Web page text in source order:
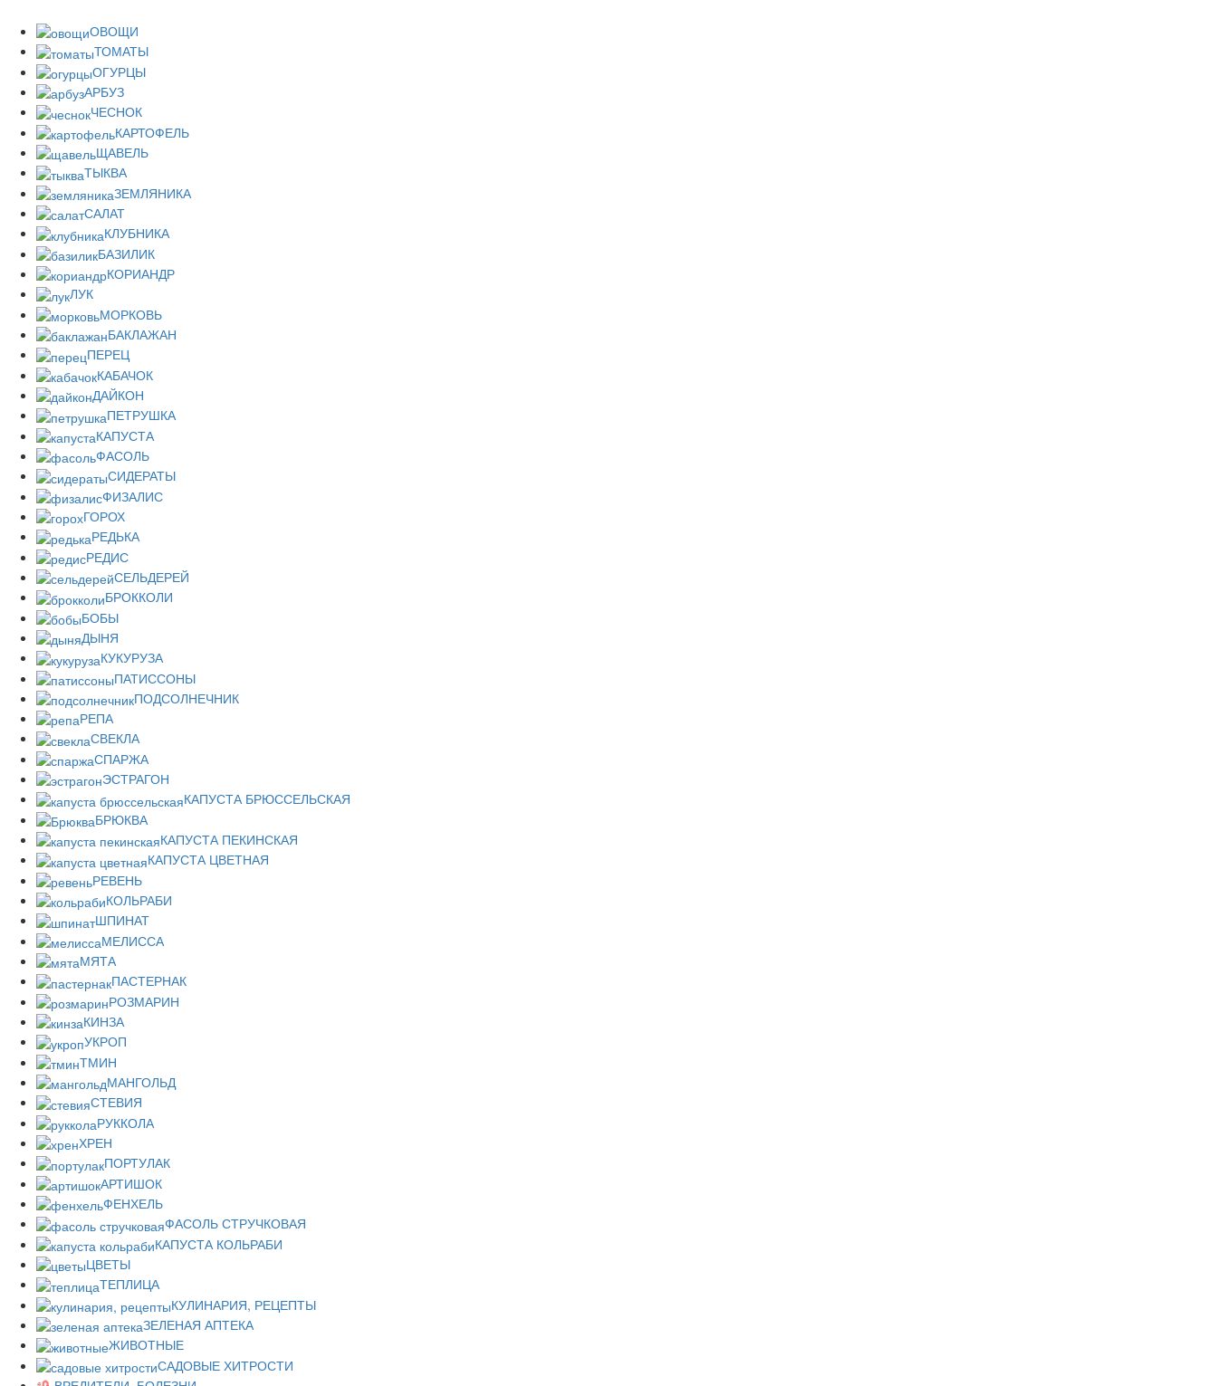
ОВОЩИ
ТОМАТЫ
ОГУРЦЫ
АРБУЗ
ЧЕСНОК
КАРТОФЕЛЬ
ЩАВЕЛЬ
ТЫКВА
ЗЕМЛЯНИКА
САЛАТ
КЛУБНИКА
БАЗИЛИК
КОРИАНДР
ЛУК
МОРКОВЬ
БАКЛАЖАН
ПЕРЕЦ
КАБАЧОК
ДАЙКОН
ПЕТРУШКА
КАПУСТА
ФАСОЛЬ
СИДЕРАТЫ
ФИЗАЛИС
ГОРОХ
РЕДЬКА
РЕДИС
СЕЛЬДЕРЕЙ
БРОККОЛИ
БОБЫ
ДЫНЯ
КУКУРУЗА
ПАТИССОНЫ
ПОДСОЛНЕЧНИК
РЕПА
СВЕКЛА
СПАРЖА
ЭСТРАГОН
КАПУСТА БРЮССЕЛЬСКАЯ
БРЮКВА
КАПУСТА ПЕКИНСКАЯ
КАПУСТА ЦВЕТНАЯ
РЕВЕНЬ
КОЛЬРАБИ
ШПИНАТ
МЕЛИССА
МЯТА
ПАСТЕРНАК
РОЗМАРИН
КИНЗА
УКРОП
ТМИН
МАНГОЛЬД
СТЕВИЯ
РУККОЛА
ХРЕН
ПОРТУЛАК
АРТИШОК
ФЕНХЕЛЬ
ФАСОЛЬ СТРУЧКОВАЯ
КАПУСТА КОЛЬРАБИ
ЦВЕТЫ
ТЕПЛИЦА
КУЛИНАРИЯ, РЕЦЕПТЫ
ЗЕЛЕНАЯ АПТЕКА
ЖИВОТНЫЕ
САДОВЫЕ ХИТРОСТИ